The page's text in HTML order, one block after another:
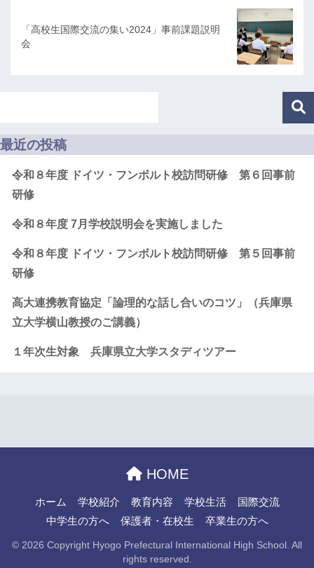
「高校生国際交流の集い2024」事前課題説明
会
最近の投稿
令和８年度 ドイツ・フンボルト校訪問研修 第６回事前
研修
令和８年度 7月学校説明会を実施しました
令和８年度 ドイツ・フンボルト校訪問研修 第５回事前
研修
高大連携教育協定「論理的な話し合いのコツ」（兵庫県
立大学横山教授のご講義）
１年次生対象 兵庫県立大学スタディツアー
HOME
ホーム 学校紹介 教育内容 学校生活
国際交流
中学生の方へ
保護者・在校生 卒業生の方へ
© 2026 Copyright Hyogo Prefectural International High School. All
rights reserved.